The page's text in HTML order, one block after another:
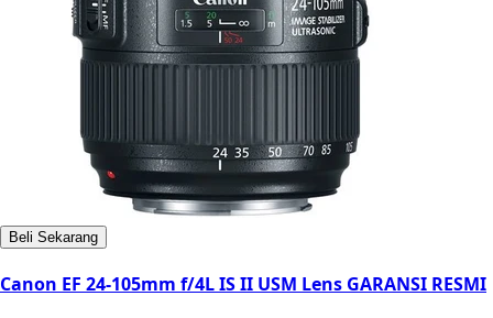
Beli Sekarang
Canon EF 24-105mm f/4L IS II USM Lens GARANSI RESMI